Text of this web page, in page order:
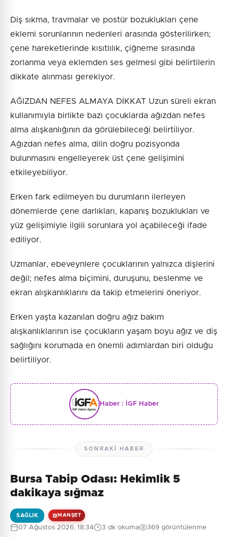
Diş sıkma, travmalar ve postür bozuklukları çene
eklemi sorunlarının nedenleri arasında gösterilirken;
çene hareketlerinde kısıtlılık, çiğneme sırasında
zorlanma veya eklemden ses gelmesi gibi belirtilerin
dikkate alınması gerekiyor.
AĞIZDAN NEFES ALMAYA DİKKAT Uzun süreli ekran
kullanımıyla birlikte bazı çocuklarda ağızdan nefes
alma alışkanlığının da görülebileceği belirtiliyor.
Ağızdan nefes alma, dilin doğru pozisyonda
bulunmasını engelleyerek üst çene gelişimini
etkileyebiliyor.
Erken fark edilmeyen bu durumların ilerleyen
dönemlerde çene darlıkları, kapanış bozuklukları ve
yüz gelişimiyle ilgili sorunlara yol açabileceği ifade
ediliyor.
Uzmanlar, ebeveynlere çocuklarının yalnızca dişlerini
değil; nefes alma biçimini, duruşunu, beslenme ve
ekran alışkanlıklarını da takip etmelerini öneriyor.
Erken yaşta kazanılan doğru ağız bakım
alışkanlıklarının ise çocukların yaşam boyu ağız ve diş
sağlığını korumada en önemli adımlardan biri olduğu
belirtiliyor.
Haber : İGF Haber
SONRAKI HABER
Bursa Tabip Odası: Hekimlik 5
dakikaya sığmaz
SAĞLIK MANŞET
07 Ağustos 2026, 18:34 3 dk okuma 369 görüntülenme